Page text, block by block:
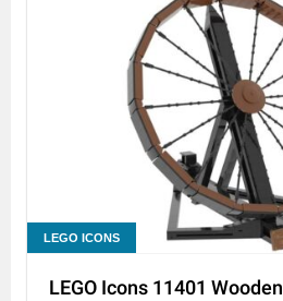
LEGO ICONS
LEGO Icons 11401